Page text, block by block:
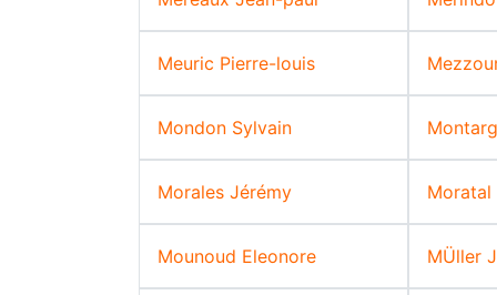
Meuric Pierre-louis
Mondon Sylvain
Morales Jérémy Moratal
Mounoud Eleonore MÜller